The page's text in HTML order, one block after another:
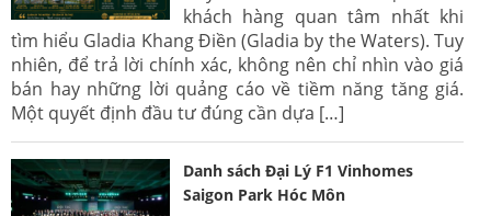
khách hàng quan tâm nhất khi
tìm hiểu Gladia Khang Điền (Gladia by the Waters). Tuy
nhiên, để trả lời chính xác, không nên chỉ nhìn vào giá
bán hay những lời quảng cáo về tiềm năng tăng giá.
Một quyết định đầu tư đúng cần dựa […]
Danh sách Đại Lý F1 Vinhomes
Saigon Park Hóc Môn